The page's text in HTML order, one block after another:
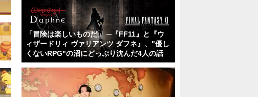
「冒険は楽しいものだ」 ─『FF11』と『ウ
ィザードリィ ヴァリアンツ ダフネ』、"優し
くないRPG"の沼にどっぷり沈んだ4人の話